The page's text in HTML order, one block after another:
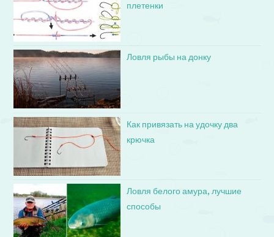
плетенки
Ловля рыбы на донку
Как привязать на удочку два
крючка
Ловля белого амура, лучшие
способы